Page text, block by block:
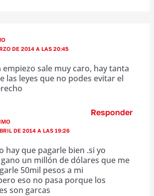
DE 2014 A LAS 20:45
sale muy caro, hay tanta
las leyes que no podes evitar el
Responder
DE 2014 A LAS 19:26
hay que pagarle bien .si yo
un millón de dólares que me
50mil pesos a mi
eso no pasa porque los
son garcas